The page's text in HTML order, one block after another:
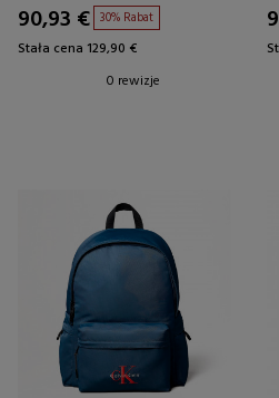
90,93 € 30% Rabat
Stała cena 129,90 €
0 rewizje